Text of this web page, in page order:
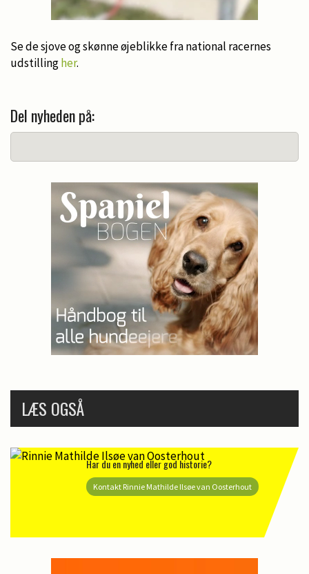
Se de sjove og skønne øjeblikke fra national racernes
udstillingher.
Del nyheden på:
LÆS OGSÅ
Har du en nyhed eller god historie?
Kontakt Rinnie Mathilde Ilsøe van Oosterhout